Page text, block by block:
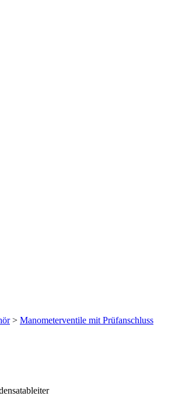
> Manometerventile mit Prüfanschluss